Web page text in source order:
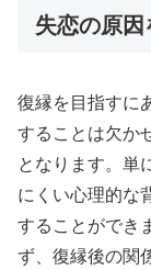
失恋の原
復縁を目指すに
することは欠か
となります。単
にくい心理的な
することができ
ず、復縁後の関